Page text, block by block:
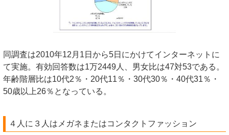
同調査は2010年12月1日から5日にかけてインターネットに
て実施。有効回答数は1万2449人、男女比は47対53である。
年齢階層比は10代2％・20代11％・30代30％・40代31％・
50歳以上26％となっている。
４人に３人はメガネまたはコンタクトファッション